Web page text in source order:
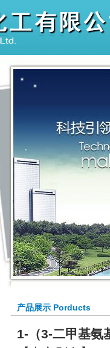
产品展示 Porducts
1-（3-二甲基氨